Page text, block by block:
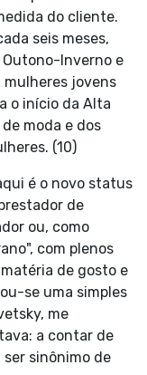
do cliente.
seis meses,
Outono-Inverno e
mulheres jovens
o início da Alta
moda e dos
(10)
é o novo status
de
ou, como
com plenos
de gosto e
se uma simples
me
a contar de
ser sinônimo de